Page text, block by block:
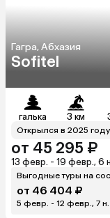
Гагра, Абхазия
Sofitel
галька 3 км
Открылся в 2025 году
от 45 295 ₽
13 февр. - 19 февр., 6
Выгодные туры на
от 46 404 ₽
5 февр. - 12 февр., 7 н.